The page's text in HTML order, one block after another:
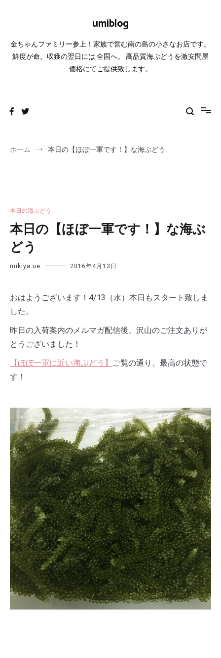
umiblog
金ちゃんファミリー参上！家族で営む南の島の小さなお店です。
鮮度が命。収獲の翌日には 全国へ。 高品質海ぶどうを激安問屋
価格にてご提供致します。
ホーム 本日の【ほぼ一軍です！】な海ぶどう
本日の海ぶどう
本日の【ほぼ一軍です！】な海ぶ
どう
mikiya.ue 2016年4月13日
おはようございます！4/13（水）本日もスタート致しま
した。
昨日の入荷案内のメルマガ配信後、沢山のご注文ありが
とうございました！
【ほぼ一軍に近い海ぶどう】
ご覧の通り、最高の状態で
す！